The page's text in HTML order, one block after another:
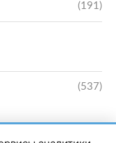
(191)
(537)